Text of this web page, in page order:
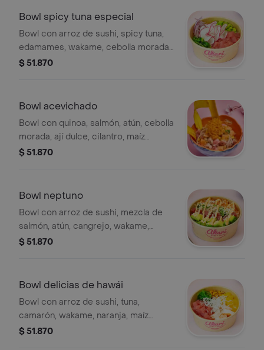
Bowl spicy tuna especial
Bowl con arroz de sushi, spicy tuna,
edamames, wakame, cebolla morada,
rábanos, cebollín marinado en salsa
$ 51.870
Bowl acevichado
Bowl con quinoa, salmón, atún, cebolla
morada, ají dulce, cilantro, maíz
tostado, topping de crunch de
$ 51.870
Bowl neptuno
Bowl con arroz de sushi, mezcla de
salmón, atún, cangrejo, wakame,
aguacate con mayonesa japonesa y
$ 51.870
Bowl delicias de hawái
Bowl con arroz de sushi, tuna,
camarón, wakame, naranja, maíz
tostado, marinado en salsa ponzu con
$ 51.870